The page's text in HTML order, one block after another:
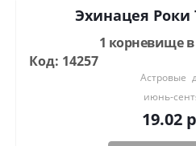
Эхинацея Роки
1 корневище
Код: 14257
Астровые
июнь-
19.02